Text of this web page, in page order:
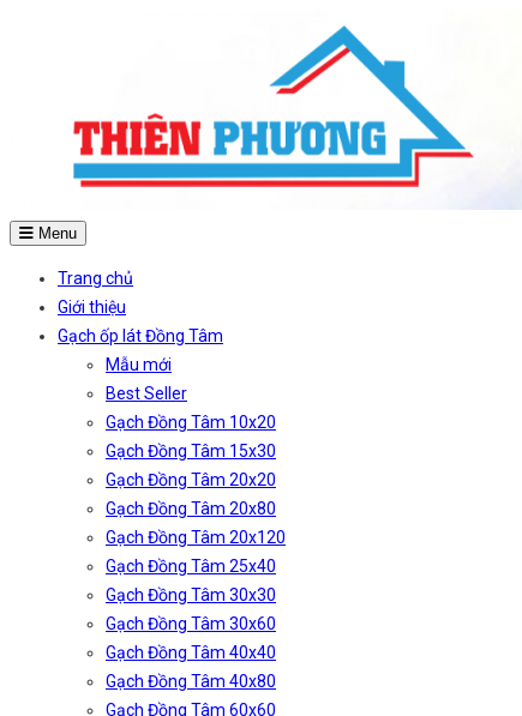
Menu
Trang chủ
Giới thiệu
Gạch ốp lát Đồng Tâm
Mẫu mới
Best Seller
Gạch Đồng Tâm 10x20
Gạch Đồng Tâm 15x30
Gạch Đồng Tâm 20x20
Gạch Đồng Tâm 20x80
Gạch Đồng Tâm 20x120
Gạch Đồng Tâm 25x40
Gạch Đồng Tâm 30x30
Gạch Đồng Tâm 30x60
Gạch Đồng Tâm 40x40
Gạch Đồng Tâm 40x80
Gạch Đồng Tâm 60x60